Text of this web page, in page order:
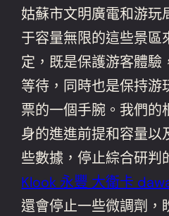
姑蘇市文明廣電和游玩
于容量無限的這些景區
定，既是保護游客體驗
等待，同時也是保持游
票的一個手腕。我們的
身的進進前提和容量以
些數據，停止綜合研判
Klook 永豐 大衛卡
還會停止一些微調劑，